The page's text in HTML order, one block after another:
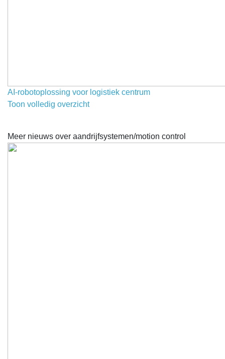
AI-robotoplossing voor logistiek centrum
Toon volledig overzicht
Meer nieuws over aandrijfsystemen/motion control